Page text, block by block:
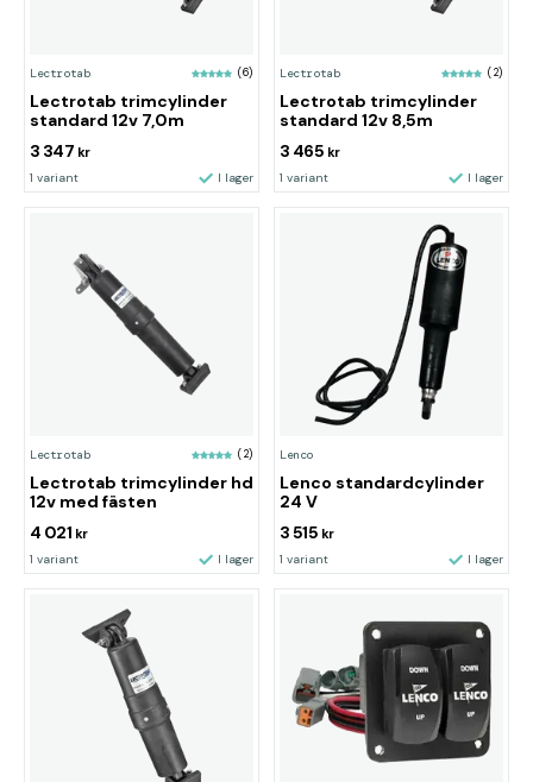
Lectrotab (6)
Lectrotab trimcylinder
standard 12v 7,0m
3 347 kr
1 variant I lager
Lectrotab (2)
Lectrotab trimcylinder
standard 12v 8,5m
3 465 kr
1 variant I lager
Lectrotab (2)
Lectrotab trimcylinder hd
12v med fästen
4 021 kr
1 variant I lager
Lenco
Lenco standardcylinder
24 V
3 515 kr
1 variant I lager